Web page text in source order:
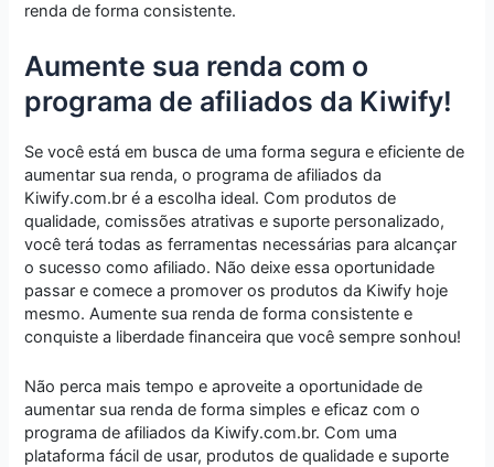
renda de forma consistente.
Aumente sua renda com o
programa de afiliados da Kiwify!
Se você está em busca de uma forma segura e eficiente de
aumentar sua renda, o programa de afiliados da
Kiwify.com.br é a escolha ideal. Com produtos de
qualidade, comissões atrativas e suporte personalizado,
você terá todas as ferramentas necessárias para alcançar
o sucesso como afiliado. Não deixe essa oportunidade
passar e comece a promover os produtos da Kiwify hoje
mesmo. Aumente sua renda de forma consistente e
conquiste a liberdade financeira que você sempre sonhou!
Não perca mais tempo e aproveite a oportunidade de
aumentar sua renda de forma simples e eficaz com o
programa de afiliados da Kiwify.com.br. Com uma
plataforma fácil de usar, produtos de qualidade e suporte